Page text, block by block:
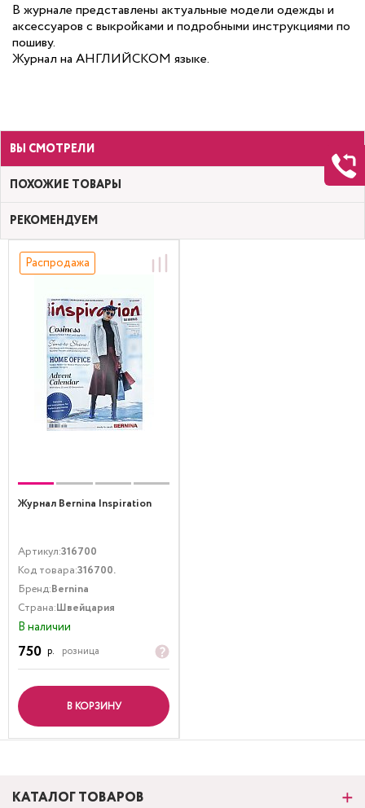
В журнале представлены актуальные модели одежды и
аксессуаров с выкройками и подробными инструкциями по
пошиву.
Журнал на АНГЛИЙСКОМ языке.
ВЫ СМОТРЕЛИ
ПОХОЖИЕ ТОВАРЫ
РЕКОМЕНДУЕМ
Распродажа
Журнал Bernina Inspiration
Артикул:316700
Код товара:316700.
Бренд:Bernina
Страна:Швейцария
В наличии
750 р. розница
В КОРЗИНУ
КАТАЛОГ ТОВАРОВ